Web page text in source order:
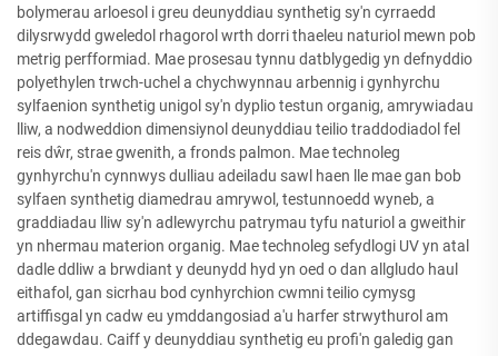
bolymerau arloesol i greu deunyddiau synthetig sy'n cyrraedd
dilysrwydd gweledol rhagorol wrth dorri thaeleu naturiol mewn pob
metrig perfformiad. Mae prosesau tynnu datblygedig yn defnyddio
polyethylen trwch-uchel a chychwynnau arbennig i gynhyrchu
sylfaenion synthetig unigol sy'n dyplio testun organig, amrywiadau
lliw, a nodweddion dimensiynol deunyddiau teilio traddodiadol fel
reis dŵr, strae gwenith, a fronds palmon. Mae technoleg
gynhyrchu'n cynnwys dulliau adeiladu sawl haen lle mae gan bob
sylfaen synthetig diamedrau amrywol, testunnoedd wyneb, a
graddiadau lliw sy'n adlewyrchu patrymau tyfu naturiol a gweithir
yn nhermau materion organig. Mae technoleg sefydlogi UV yn atal
dadle ddliw a brwdiant y deunydd hyd yn oed o dan allgludo haul
eithafol, gan sicrhau bod cynhyrchion cwmni teilio cymysg
artiffisgal yn cadw eu ymddangosiad a'u harfer strwythurol am
ddegawdau. Caiff y deunyddiau synthetig eu profi'n galedig gan